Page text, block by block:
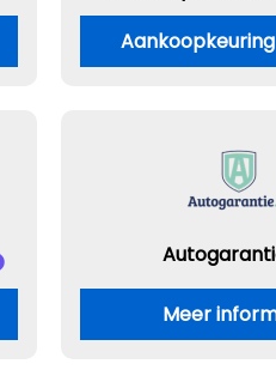
Meer